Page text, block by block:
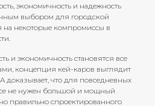
экономичность и надежность
выбором для городской
на некоторые компромиссы в
и экономичность становятся все
концепция кей-каров выглядит
доказывает, что для повседневных
не нужен большой и мощный
правильно спроектированного